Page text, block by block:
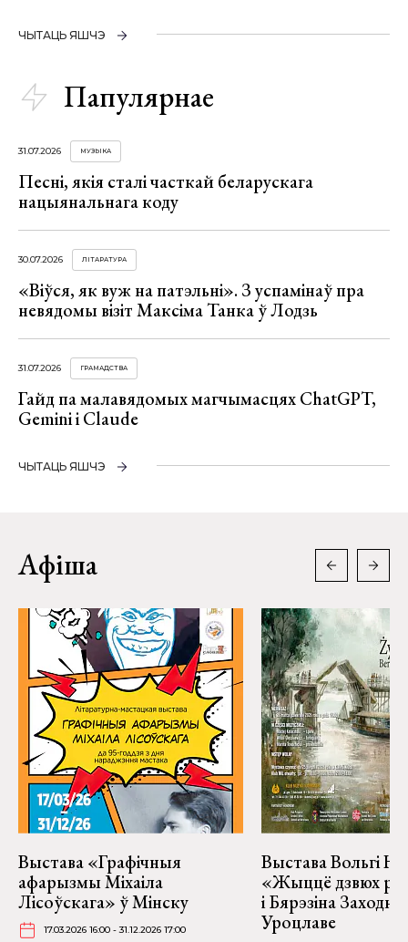
ЧЫТАЦЬ ЯШЧЭ
Папулярнае
31.07.2026 МУЗЫКА
Песні, якія сталі часткай беларускага
нацыянальнага коду
30.07.2026 ЛІТАРАТУРА
«Віўся, як вуж на патэльні». З успамінаў пра
невядомы візіт Максіма Танка ў Лодзь
31.07.2026 ГРАМАДСТВА
Гайд па малавядомых магчымасцях ChatGPT,
Gemini і Claude
ЧЫТАЦЬ ЯШЧЭ
Афіша
Выстава «Графічныя
афарызмы Міхаіла
Лісоўскага» ў Мінску
17.03.2026 16:00 - 31.12.2026 17:00
Выстава Вольгі
«Жыццё дзвюх
і Бярэзіна
Уроцлаве